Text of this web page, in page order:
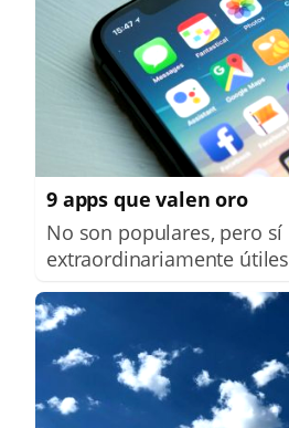
9 apps que valen oro
No son populares, pero sí
extraordinariamente útiles